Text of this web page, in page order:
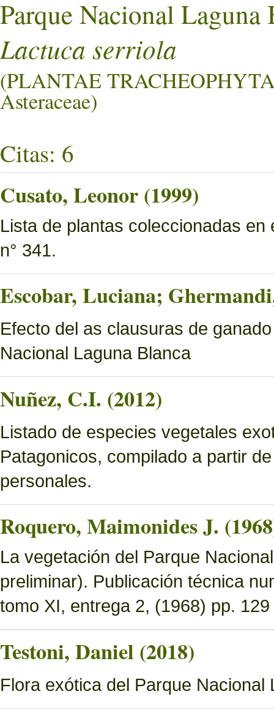
Parque Nacional Laguna
Lactuca serriola
(PLANTAE
Asteraceae)
Citas: 6
Cusato, Leonor (1999)
Lista de plantas coleccionadas
n° 341.
Escobar, Luciana;
Efecto del as clausuras de
Nacional Laguna Blanca
Nuñez, C.I. (2012)
Listado de especies vegetales
Patagonicos, compilado a partir
personales.
Roquero, Maimonides J.
La vegetación del Parque
preliminar). Publicación técnica
tomo XI, entrega 2, (1968) pp.
Testoni, Daniel (2018)
Flora exótica del Parque Nacional